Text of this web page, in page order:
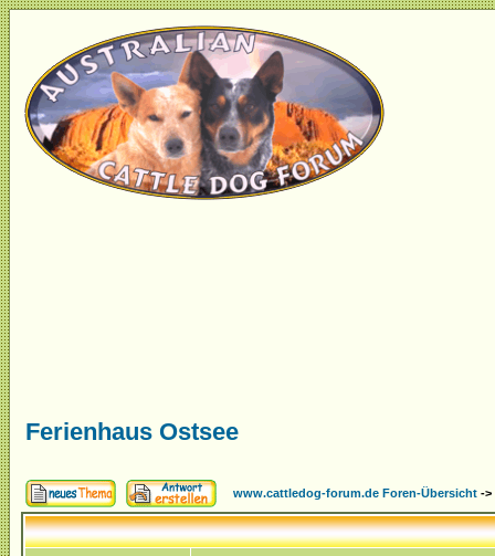
Ferienhaus Ostsee
www.cattledog-forum.de Foren-Übersicht ->